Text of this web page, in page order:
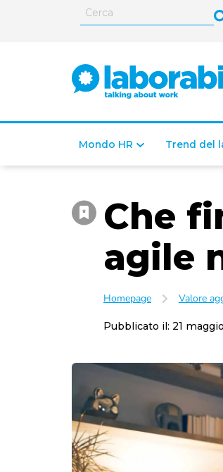
Mondo HR Trend del
Che
agile
Homepage Valore
Pubblicato il: 21